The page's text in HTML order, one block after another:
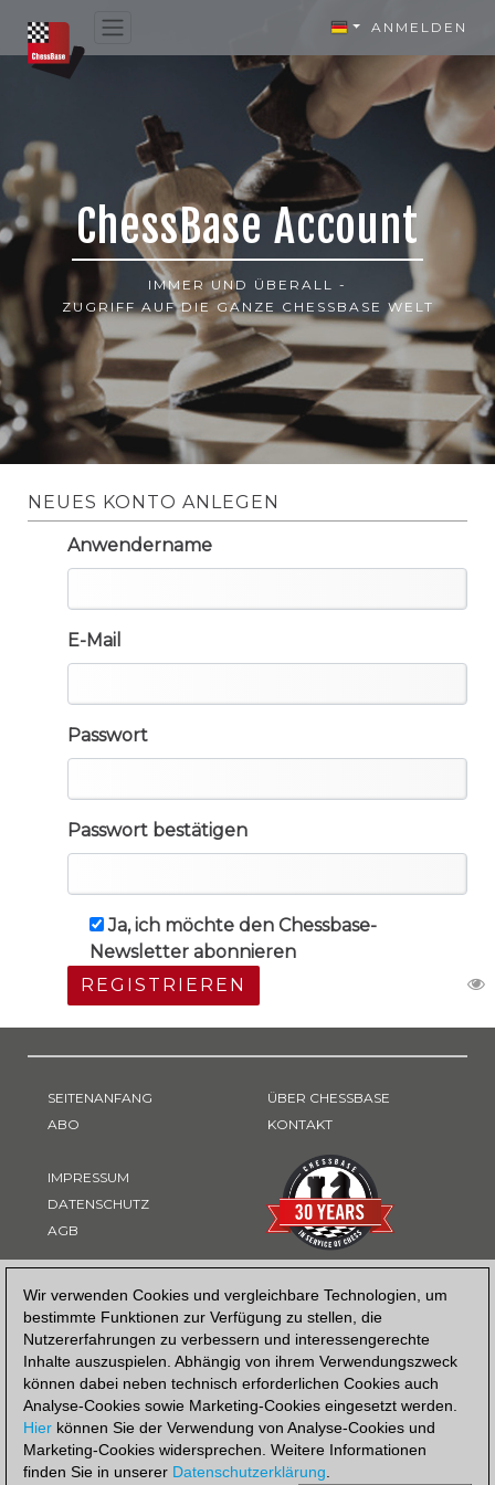
Wir verwenden Cookies und vergleichbare Technologien, um
bestimmte Funktionen zur Verfügung zu stellen, die
Nutzererfahrungen zu verbessern und interessengerechte
Inhalte auszuspielen. Abhängig von ihrem Verwendungszweck
können dabei neben technisch erforderlichen Cookies auch
Analyse-Cookies sowie Marketing-Cookies eingesetzt werden.
Hier können Sie der Verwendung von Analyse-Cookies und
Marketing-Cookies widersprechen. Weitere Informationen
finden Sie in unserer Datenschutzerklärung.
ANMELDEN
ChessBase Account
IMMER UND ÜBERALL -
ZUGRIFF AUF DIE GANZE CHESSBASE WELT
NEUES KONTO ANLEGEN
Anwendername
E-Mail
Passwort
Passwort bestätigen
Ja, ich möchte den Chessbase-
Newsletter abonnieren
REGISTRIEREN
SEITENANFANG
ABO
IMPRESSUM
DATENSCHUTZ
AGB
ÜBER CHESSBASE
KONTAKT
ZAHLUNGSART